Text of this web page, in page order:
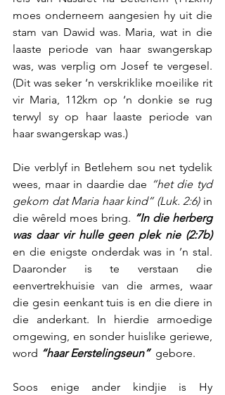
moes onderneem aangesien hy uit die
stam van Dawid was. Maria, wat in die
laaste periode van haar swangerskap
was, was verplig om Josef te vergesel.
(Dit was seker ‘n verskriklike moeilike rit
vir Maria, 112km op ‘n donkie se rug
terwyl sy op haar laaste periode van
haar swangerskap was.)
Die verblyf in Betlehem sou net tydelik
wees, maar in daardie dae “het die tyd
gekom dat Maria haar kind” (Luk. 2:6) in
die wêreld moes bring. “In die herberg
was daar vir hulle geen plek nie (2:7b)
en die enigste onderdak was in ’n stal.
Daaronder is te verstaan die
eenvertrekhuisie van die armes, waar
die gesin eenkant tuis is en die diere in
die anderkant. In hierdie armoedige
omgewing, en sonder huislike geriewe,
word “haar Eerstelingseun”
  gebore.
Soos enige ander kindjie is Hy